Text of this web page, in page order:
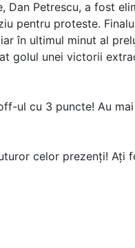
Dan Petrescu, a fost
pentru proteste.
în ultimul minut al
golul unei victorii
ul cu 3 puncte! Au
celor prezenți! Ați